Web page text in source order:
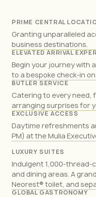
PRIME CENTRAL
Granting unparalleled
business destinations.
ELEVATED ARRIVAL
Begin your journey with
to a bespoke check-in on
BUTLER SERVICE
Catering to every need,
arranging surprises for
EXCLUSIVE ACCESS
Daytime refreshments
PM) at the Mulia
LUXURY SUITES
Indulgent 1,000-thread-
and dining areas. A
Neorest® toilet, and
GLOBAL GASTRONOMY